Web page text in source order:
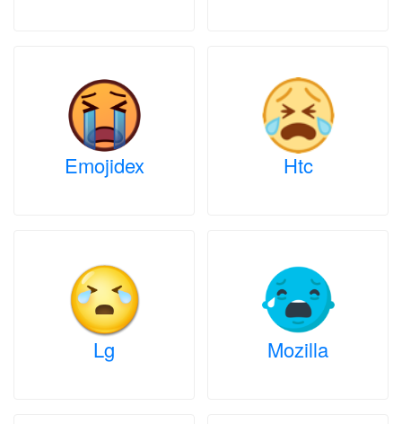
Emojidex Htc
Lg Mozilla